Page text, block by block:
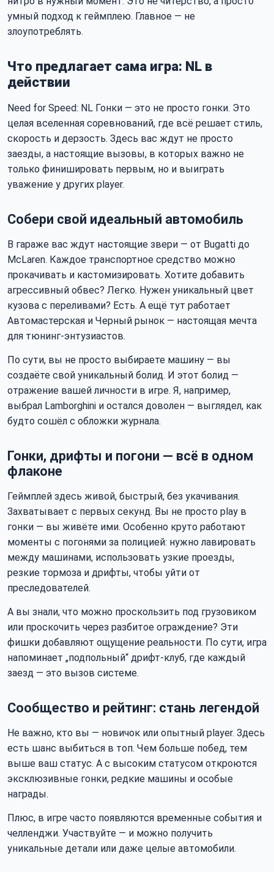
умный подход к геймплею. Главное — не
злоупотреблять.
Что предлагает сама игра: NL в
действии
Need for Speed: NL Гонки — это не просто гонки. Это
целая вселенная соревнований, где всё решает стиль,
скорость и дерзость. Здесь вас ждут не просто
заезды, а настоящие вызовы, в которых важно не
только финишировать первым, но и выиграть
уважение у других player.
Собери свой идеальный автомобиль
В гараже вас ждут настоящие звери — от Bugatti до
McLaren. Каждое транспортное средство можно
прокачивать и кастомизировать. Хотите добавить
агрессивный обвес? Легко. Нужен уникальный цвет
кузова с переливами? Есть. А ещё тут работает
Автомастерская и Черный рынок — настоящая мечта
для тюнинг-энтузиастов.
По сути, вы не просто выбираете машину — вы
создаёте свой уникальный болид. И этот болид —
отражение вашей личности в игре. Я, например,
выбрал Lamborghini и остался доволен — выглядел, как
будто сошёл с обложки журнала.
Гонки, дрифты и погони — всё в одном
флаконе
Геймплей здесь живой, быстрый, без укачивания.
Захватывает с первых секунд. Вы не просто play в
гонки — вы живёте ими. Особенно круто работают
моменты с погонями за полицией: нужно лавировать
между машинами, использовать узкие проезды,
резкие тормоза и дрифты, чтобы уйти от
преследователей.
А вы знали, что можно проскользить под грузовиком
или проскочить через разбитое ограждение? Эти
фишки добавляют ощущение реальности. По сути, игра
напоминает „подпольный“ дрифт-клуб, где каждый
заезд — это вызов системе.
Сообщество и рейтинг: стань легендой
Не важно, кто вы — новичок или опытный player. Здесь
есть шанс выбиться в топ. Чем больше побед, тем
выше ваш статус. А с высоким статусом откроются
эксклюзивные гонки, редкие машины и особые
награды.
Плюс, в игре часто появляются временные события и
челленджи. Участвуйте — и можно получить
уникальные детали или даже целые автомобили.